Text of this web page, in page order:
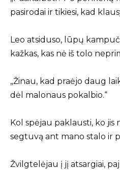
pasirodai ir tikiesi, kad
Leo atsiduso, lūpų
kažkas, kas nė iš tolo
„Žinau, kad praėjo daug
dėl malonaus pokalbio.“
Kol spėjau paklausti, ko jis
segtuvą ant mano stalo ir
Žvilgtelėjau į jį atsargiai,